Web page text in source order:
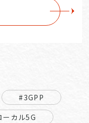
#3GPP
カル5G